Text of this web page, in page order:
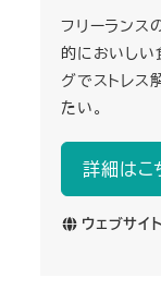
フリーランス
的においしい
グでストレス
たい。
詳細はこ
ウェブサイト